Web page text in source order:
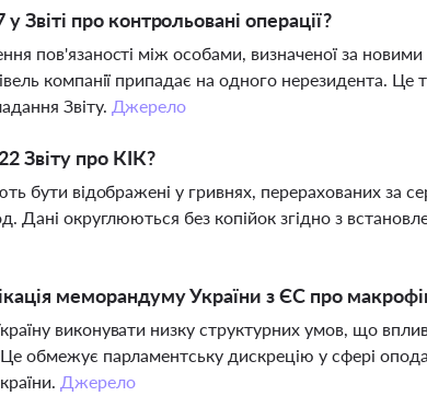
Звіті про контрольовані операції?
пов'язаності між особами, визначеної за
компанії припадає на одного нерезидента. Це
Звіту. Джерело
Звіту про КІК?
бути відображені у гривнях, перерахованих за
Дані округлюються без копійок згідно з
меморандуму України з ЄС про
виконувати низку структурних умов, що
обмежує парламентську дискрецію у сфері
Джерело